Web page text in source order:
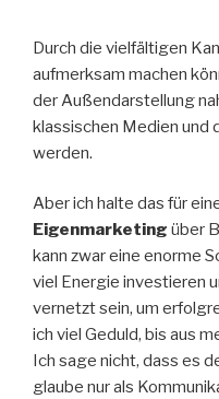
Durch die vielfältigen
aufmerksam machen
der Außendarstellung
klassischen Medien und
werden.
Aber ich halte das für
Eigenmarketing über
kann zwar eine enorme
viel Energie investieren
vernetzt sein, um
ich viel Geduld, bis aus
Ich sage nicht, dass es
glaube nur als